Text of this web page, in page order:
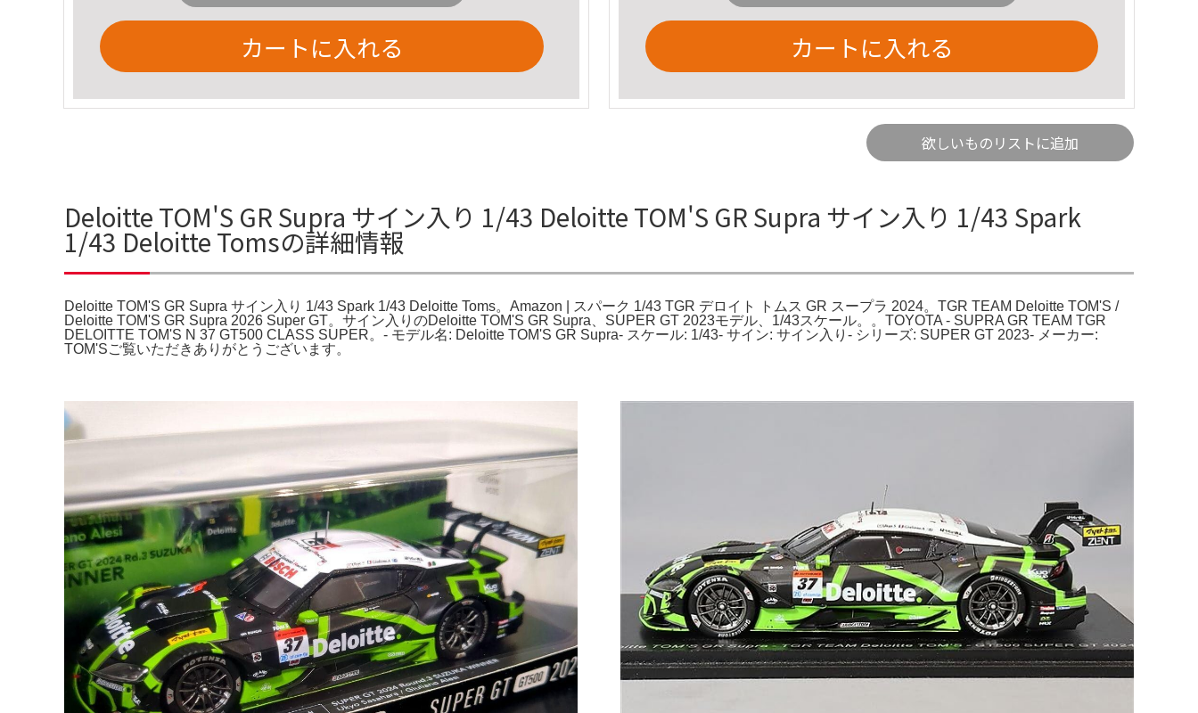
カートに入れる カートに入れる
欲しいものリストに追加
Deloitte TOM'S GR Supra サイン入り 1/43 Deloitte TOM'S GR Supra サイン入り 1/43 Spark
1/43 Deloitte Tomsの詳細情報
Deloitte TOM'S GR Supra サイン入り 1/43 Spark 1/43 Deloitte Toms。Amazon | スパーク 1/43 TGR デロイト トムス GR スープラ 2024。TGR TEAM Deloitte TOM'S /
Deloitte TOM'S GR Supra 2026 Super GT。サイン入りのDeloitte TOM'S GR Supra、SUPER GT 2023モデル、1/43スケール。。TOYOTA - SUPRA GR TEAM TGR
DELOITTE TOM'S N 37 GT500 CLASS SUPER。- モデル名: Deloitte TOM'S GR Supra- スケール: 1/43- サイン: サイン入り- シリーズ: SUPER GT 2023- メーカー:
TOM'Sご覧いただきありがとうございます。